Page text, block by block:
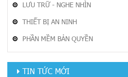
LƯU TRỮ - NGHE NHÌN
THIẾT BỊ AN NINH
PHẦN MỀM BẢN QUYỀN
TIN TỨC MỚI